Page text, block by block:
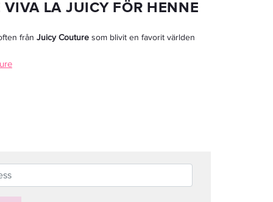
LA JUICY FÖR HENNE
från Juicy Couture som blivit en favorit världen